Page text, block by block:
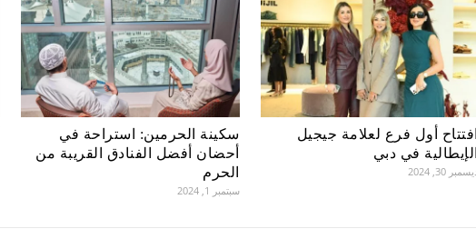
سكينة الحرمين: استراحة في
أحضان أفضل الفنادق القريبة من
الحرم
سبتمبر 1, 2024
افتتاح أول فرع لعلامة جيجيل
الإيطالية في دبي
30, 2024